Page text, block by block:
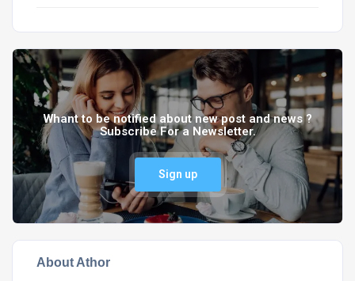
Whant to be notified about new post and news ?
Subscribe For a Newsletter.
Sign up
About Athor